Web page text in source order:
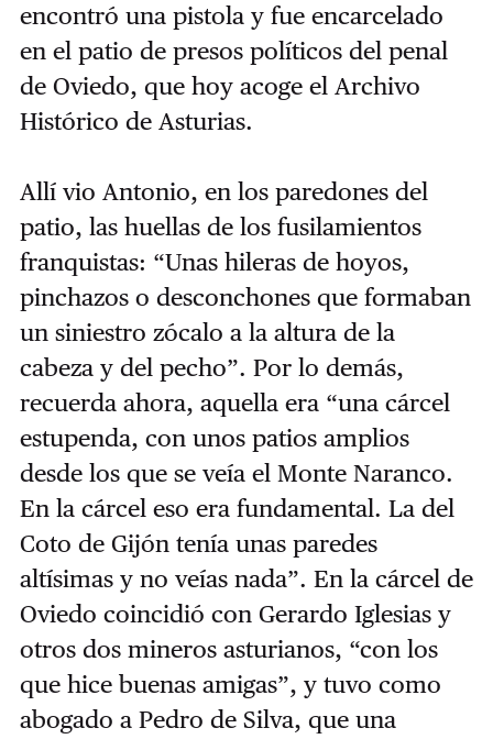
encontró una pistola y fue encarcelado
en el patio de presos políticos del penal
de Oviedo, que hoy acoge el Archivo
Histórico de Asturias.
Allí vio Antonio, en los paredones del
patio, las huellas de los fusilamientos
franquistas: “Unas hileras de hoyos,
pinchazos o desconchones que formaban
un siniestro zócalo a la altura de la
cabeza y del pecho”. Por lo demás,
recuerda ahora, aquella era “una cárcel
estupenda, con unos patios amplios
desde los que se veía el Monte Naranco.
En la cárcel eso era fundamental. La del
Coto de Gijón tenía unas paredes
altísimas y no veías nada”. En la cárcel de
Oviedo coincidió con Gerardo Iglesias y
otros dos mineros asturianos, “con los
que hice buenas amigas”, y tuvo como
abogado a Pedro de Silva, que una